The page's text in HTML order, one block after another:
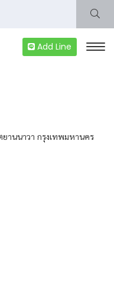
Add Line
านนาวา กรุงเทพมหานคร